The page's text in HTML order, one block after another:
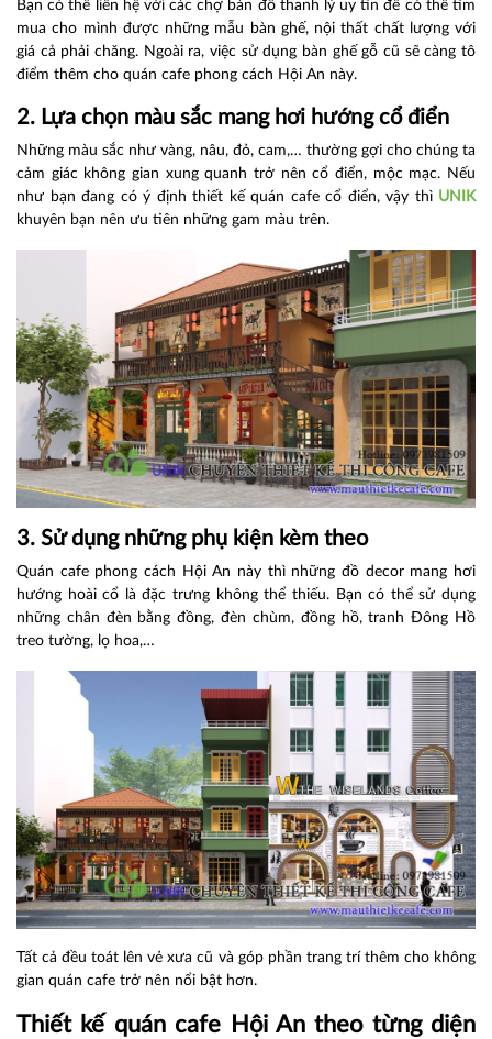
Bạn có thể liên hệ với các chợ bán đồ thanh lý uy tín để có thể tìm
mua cho mình được những mẫu bàn ghế, nội thất chất lượng với
giá cả phải chăng. Ngoài ra, việc sử dụng bàn ghế gỗ cũ sẽ càng tô
điểm thêm cho quán cafe phong cách Hội An này.
2. Lựa chọn màu sắc mang hơi hướng cổ điển
Những màu sắc như vàng, nâu, đỏ, cam,… thường gợi cho chúng ta
cảm giác không gian xung quanh trở nên cổ điển, mộc mạc. Nếu
như bạn đang có ý định thiết kế quán cafe cổ điển, vậy thì UNIK
khuyên bạn nên ưu tiên những gam màu trên.
3. Sử dụng những phụ kiện kèm theo
Quán cafe phong cách Hội An này thì những đồ decor mang hơi
hướng hoài cổ là đặc trưng không thể thiếu. Bạn có thể sử dụng
những chân đèn bằng đồng, đèn chùm, đồng hồ, tranh Đông Hồ
treo tường, lọ hoa,…
Tất cả đều toát lên vẻ xưa cũ và góp phần trang trí thêm cho không
gian quán cafe trở nên nổi bật hơn.
Thiết kế quán cafe Hội An theo từng diện